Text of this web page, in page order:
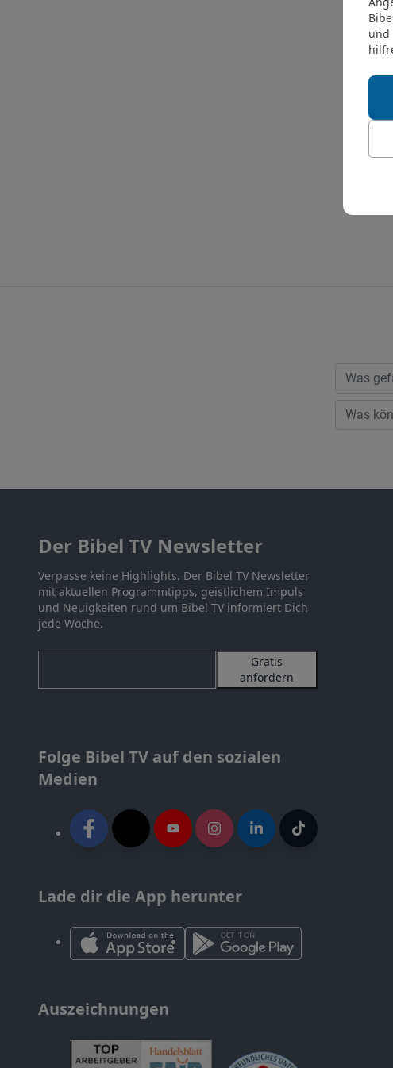
Der Bibel TV Newsletter
Verpasse keine Highlights. Der Bibel TV Newsletter
mit aktuellen Programmtipps, geistlichem Impuls
und Neuigkeiten rund um Bibel TV informiert Dich
jede Woche.
Gratis
anfordern
Folge Bibel TV auf den sozialen
Medien
Lade dir die App herunter
Auszeichnungen